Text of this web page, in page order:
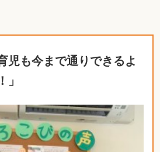
児も今まで通りできるよ
」